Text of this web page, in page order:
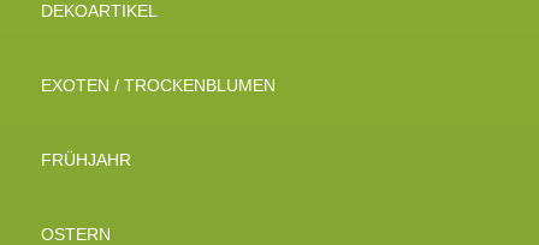
DEKOARTIKEL
EXOTEN / TROCKENBLUMEN
FRÜHJAHR
OSTERN